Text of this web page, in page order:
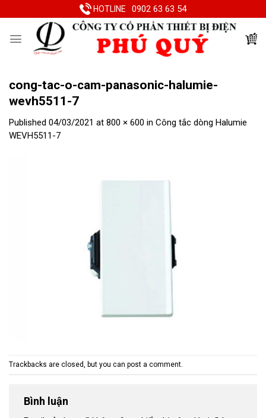
to
HOTLINE 0902 63 63 54
cong-tac-o-cam-panasonic-halumie-
wevh5511-7
Published 04/03/2021 at 800 × 600 in Công tắc dòng Halumie
WEVH5511-7
Trackbacks are closed, but you can post a comment.
Bình luận